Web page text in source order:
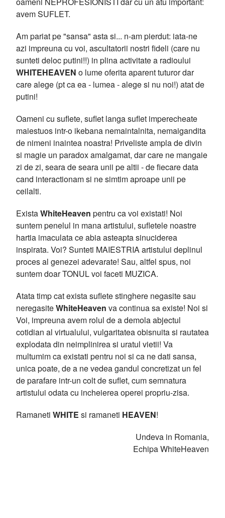
avem SUFLET.
Am pariat pe "sansa" asta si... n-am pierdut: iata-ne
azi impreuna cu voi, ascultatorii nostri fideli (care nu
sunteti deloc putini!!) in plina activitate a radioului
WHITEHEAVEN o lume oferita aparent tuturor dar
care alege (pt ca ea - lumea - alege si nu noi!) atat de
putini!
Oameni cu suflete, suflet langa suflet imperecheate
maiestuos intr-o ikebana nemaintalnita, nemaigandita
de nimeni inaintea noastra! Priveliste ampla de divin
si magie un paradox amalgamat, dar care ne mangaie
zi de zi, seara de seara unii pe altii - de fiecare data
cand interactionam si ne simtim aproape unii pe
ceilalti.
ExistaWhiteHeaven pentru ca voi existati! Noi
suntem penelul in mana artistului, sufletele noastre
hartia imaculata ce abia asteapta sinuciderea
inspirata. Voi? Sunteti MAIESTRIA artistului deplinul
proces al genezei adevarate! Sau, altfel spus, noi
suntem doar TONUL voi faceti MUZICA.
Atata timp cat exista suflete stinghere negasite sau
neregasiteWhiteHeaven va continua sa existe! Noi si
Voi, impreuna avem rolul de a demola abjectul
cotidian al virtualului, vulgaritatea obisnuita si rautatea
explodata din neimplinirea si uratul vietii! Va
multumim ca existati pentru noi si ca ne dati sansa,
unica poate, de a ne vedea gandul concretizat un fel
de parafare intr-un colt de suflet, cum semnatura
artistului odata cu incheierea operei propriu-zisa.
Ramaneti WHITE si ramaneti HEAVEN!
Undeva in Romania,
Echipa WhiteHeaven